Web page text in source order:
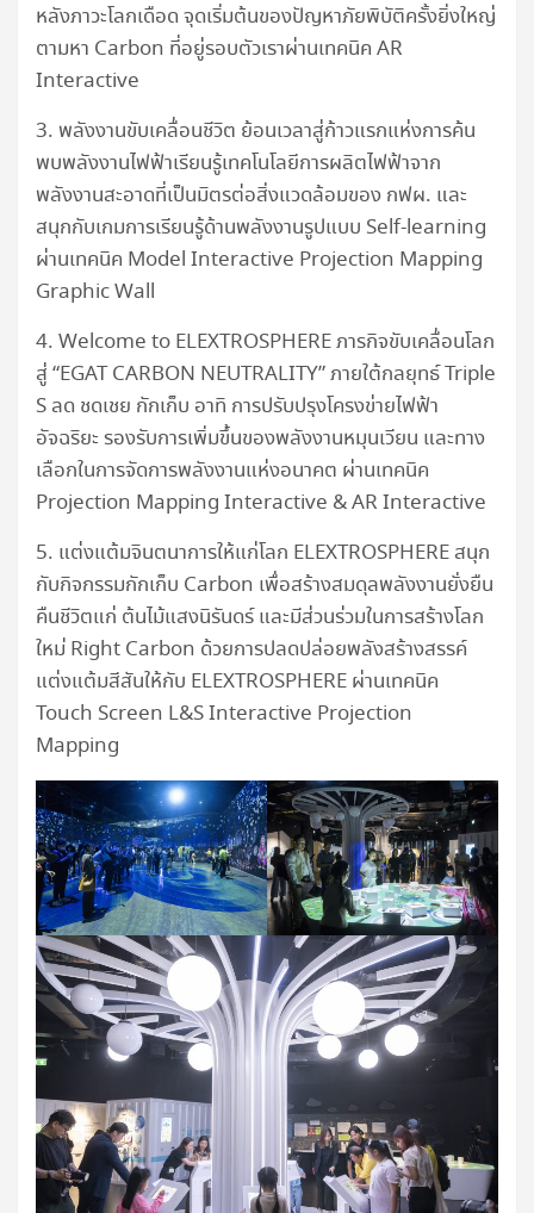
หลังภาวะโลกเดือด จุดเริ่มต้นของปัญหาภัยพิบัติครั้งยิ่งใหญ่
ตามหา Carbon ที่อยู่รอบตัวเราผ่านเทคนิค AR
Interactive
3. พลังงานขับเคลื่อนชีวิต ย้อนเวลาสู่ก้าวแรกแห่งการค้น
พบพลังงานไฟฟ้าเรียนรู้เทคโนโลยีการผลิตไฟฟ้าจาก
พลังงานสะอาดที่เป็นมิตรต่อสิ่งแวดล้อมของ กฟผ. และ
สนุกกับเกมการเรียนรู้ด้านพลังงานรูปแบบ Self-learning
ผ่านเทคนิค Model Interactive Projection Mapping
Graphic Wall
4. Welcome to ELEXTROSPHERE ภารกิจขับเคลื่อนโลก
สู่ “EGAT CARBON NEUTRALITY” ภายใต้กลยุทธ์ Triple
S ลด ชดเชย กักเก็บ อาทิ การปรับปรุงโครงข่ายไฟฟ้า
อัจฉริยะ รองรับการเพิ่มขึ้นของพลังงานหมุนเวียน และทาง
เลือกในการจัดการพลังงานแห่งอนาคต ผ่านเทคนิค
Projection Mapping Interactive & AR Interactive
5. แต่งแต้มจินตนาการให้แก่โลก ELEXTROSPHERE สนุก
กับกิจกรรมกักเก็บ Carbon เพื่อสร้างสมดุลพลังงานยั่งยืน
คืนชีวิตแก่ ต้นไม้แสงนิรันดร์ และมีส่วนร่วมในการสร้างโลก
ใหม่ Right Carbon ด้วยการปลดปล่อยพลังสร้างสรรค์
แต่งแต้มสีสันให้กับ ELEXTROSPHERE ผ่านเทคนิค
Touch Screen L&S Interactive Projection
Mapping